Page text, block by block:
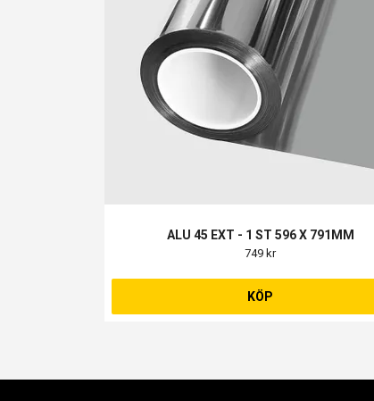
ALU 45 EXT - 1 ST 596 X 791MM
749 kr
KÖP